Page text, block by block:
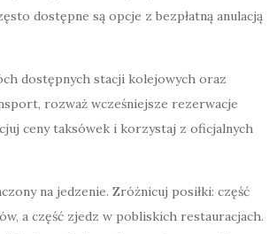
dostępne są opcje z bezpłatną anulacją
dostępnych stacji kolejowych oraz
rozważ wcześniejsze rezerwacje
ceny taksówek i korzystaj z oficjalnych
na jedzenie. Zróżnicuj posiłki: część
a część zjedz w pobliskich restauracjach.